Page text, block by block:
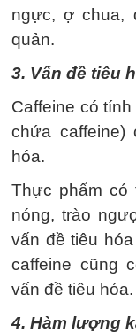
ngực, ợ chua,
quản.
3. Vấn đề tiêu
Caffeine có
chứa caffeine)
hóa.
Thực phẩm có
nóng, trào
vấn đề tiêu
caffeine cũng
vấn đề tiêu hóa.
4. Hàm lượng